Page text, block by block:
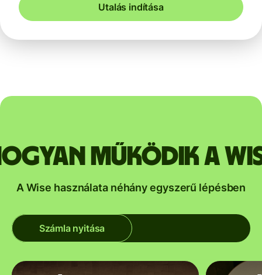
Utalás indítása
működik a
A Wise használata néhány egyszerű lépésben
Számla nyitása